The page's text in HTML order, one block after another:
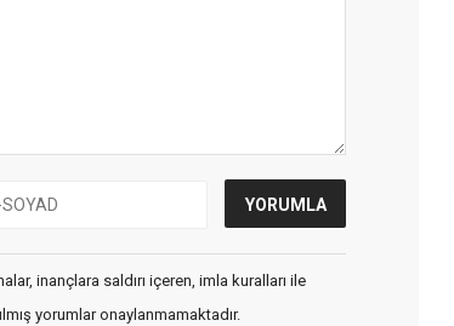
inançlara saldırı içeren, imla kuralları ile
yorumlar onaylanmamaktadır.